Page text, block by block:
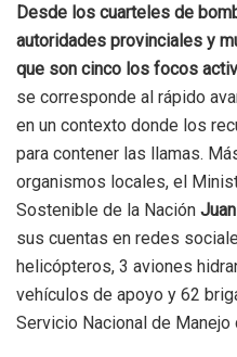
Desde los cuarteles de
autoridades provinciales y
que son cinco los focos
se corresponde al rápido
en un contexto donde los
para contener las llamas.
organismos locales, el
Sostenible de la Nación Juan
sus cuentas en redes
helicópteros, 3 aviones
vehículos de apoyo y 62
Servicio Nacional de Manejo